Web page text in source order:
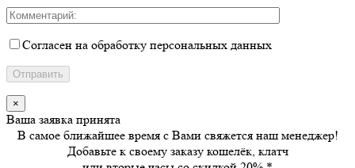
Согласен на обработку персональных данных
×
Ваша заявка принята
В самое ближайшее время с Вами свяжется наш менеджер!
Добавьте к своему заказу кошелёк, клатч